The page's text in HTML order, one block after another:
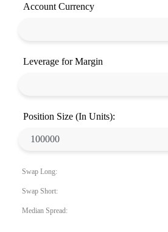
Account Currency
Leverage for Margin
Position Size (In Units):
Swap Long:
Swap Short:
Median Spread: